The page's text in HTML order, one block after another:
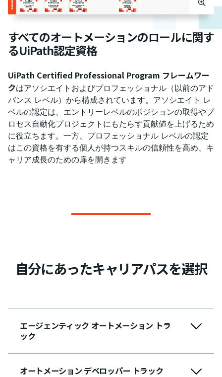
すべてのオートメーションのロールに関す
るUiPath認定資格​
UiPath Certified Professional Program フレームワー
クはアソシエイトおよびプロフェッショナル（以前のアド
バンス レベル）から構成されています。アソシエイト レ
ベルの認定は、エントリーレベルのポジションの取得やプ
ロセス自動化プロジェクトにもたらす貢献値を上げるため
に役立ちます。一方、プロフェッショナル レベルの認定
はこの資格を有する個人が持つスキルの信頼性を高め、キ
ャリア成長のための扉を開きます
自分にあったキャリアパスを選択
エージェンティック オートメーション トラ
ック
オートメーション デベロッパー トラック